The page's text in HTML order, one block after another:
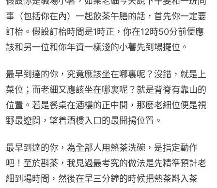
事（包括你在內）一起飲茶午膳的話，首先你一定要
訂枱。假設訂枱時間是1時正，你在12時50分前便應
該和另一位和你年資一樣淺的小薯先到場攞位。
最早到達的你，究竟應該坐在哪裏呢？沒錯，就是上
菜位；而老細又應該坐在哪裏呢？就是背脊有靠山的
位置。若是餐桌在酒樓的正中間，那麼老細位便是視
野最遼闊，望着酒樓入口的最開揚位置。
最早到達的你，為全部人用熱茶洗碗，是指定動作
吧！至於斟茶，我見過最考究的做法是先精準預計老
細到場時間，然後在早三分鐘的時候把熱茶斟入茶